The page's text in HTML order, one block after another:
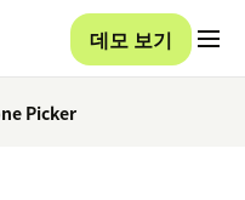
데모 보기
Picker